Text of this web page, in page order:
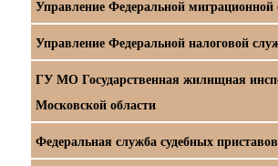
Управление Федеральной
Управление Федеральной налоговой
ГУ МО Государственная жилищная
Московской области
Федеральная служба судебных приставов